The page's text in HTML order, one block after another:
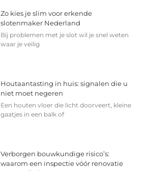
Zo kies je slim voor erkende
slotenmaker Nederland
Bij problemen met je slot wil je snel weten
waar je veilig
Houtaantasting in huis: signalen die u
niet moet negeren
Een houten vloer die licht doorveert, kleine
gaatjes in een balk of
Verborgen bouwkundige risico’s:
waarom een inspectie vóór renovatie